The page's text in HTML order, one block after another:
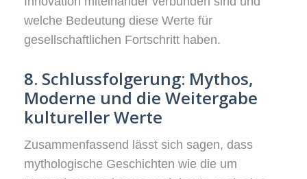
welche Bedeutung diese Werte für
gesellschaftlichen Fortschritt haben.
8. Schlussfolgerung: Mythos,
Moderne und die Weitergabe
kultureller Werte
Zusammenfassend lässt sich sagen, dass
mythologische Geschichten wie die um